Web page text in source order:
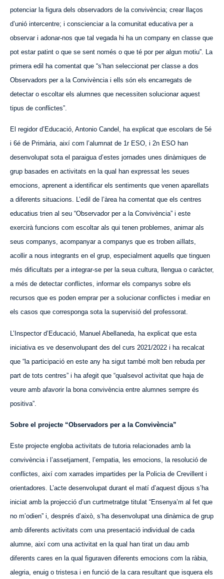
potenciar la figura dels observadors de la convivència; crear llaços
d’unió intercentre; i conscienciar a la comunitat educativa per a
observar i adonar-nos que tal vegada hi ha un company en classe que
pot estar patint o que se sent només o que té por per algun motiu”. La
primera edil ha comentat que “s’han seleccionat per classe a dos
Observadors per a la Convivència i ells són els encarregats de
detectar o escoltar els alumnes que necessiten solucionar aquest
tipus de conflictes”.
El regidor d’Educació, Antonio Candel, ha explicat que escolars de 5é
i 6é de Primària, així com l’alumnat de 1r ESO, i 2n ESO han
desenvolupat sota el paraigua d’estes jornades unes dinàmiques de
grup basades en activitats en la qual han expressat les seues
emocions, aprenent a identificar els sentiments que venen aparellats
a diferents situacions. L’edil de l’àrea ha comentat que els centres
educatius trien al seu “Observador per a la Convivència” i este
exercirà funcions com escoltar als qui tenen problemes, animar als
seus companys, acompanyar a companys que es troben aïllats,
acollir a nous integrants en el grup, especialment aquells que tinguen
més dificultats per a integrar-se per la seua cultura, llengua o caràcter,
a més de detectar conflictes, informar els companys sobre els
recursos que es poden emprar per a solucionar conflictes i mediar en
els casos que corresponga sota la supervisió del professorat.
L’Inspector d’Educació, Manuel Abellaneda, ha explicat que esta
iniciativa es ve desenvolupant des del curs 2021/2022 i ha recalcat
que “la participació en este any ha sigut també molt ben rebuda per
part de tots centres” i ha afegit que “qualsevol activitat que haja de
veure amb afavorir la bona convivència entre alumnes sempre és
positiva”.
Sobre el projecte “Observadors per a la Convivència”
Este projecte engloba activitats de tutoria relacionades amb la
convivència i l’assetjament, l’empatia, les emocions, la resolució de
conflictes, així com xarrades impartides per la Policia de Crevillent i
orientadores. L’acte desenvolupat durant el matí d’aquest dijous s’ha
iniciat amb la projecció d’un curtmetratge titulat “Ensenya’m al fet que
no m’odien” i, després d’això, s’ha desenvolupat una dinàmica de grup
amb diferents activitats com una presentació individual de cada
alumne, així com una activitat en la qual han tirat un dau amb
diferents cares en la qual figuraven diferents emocions com la ràbia,
alegria, enuig o tristesa i en funció de la cara resultant que isquera els